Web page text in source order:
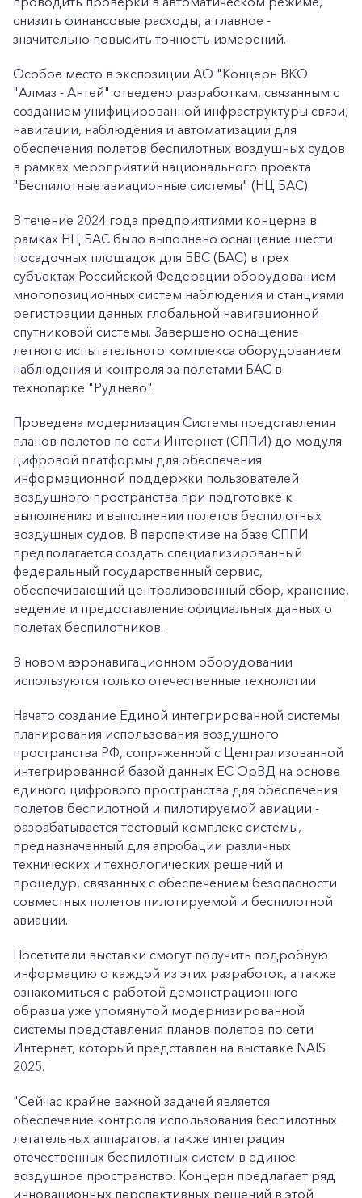
снизить финансовые расходы, а главное -
значительно повысить точность измерений.
Особое место в экспозиции АО "Концерн ВКО
"Алмаз - Антей" отведено разработкам, связанным с
созданием унифицированной инфраструктуры связи,
навигации, наблюдения и автоматизации для
обеспечения полетов беспилотных воздушных судов
в рамках мероприятий национального проекта
"Беспилотные авиационные системы" (НЦ БАС).
В течение 2024 года предприятиями концерна в
рамках НЦ БАС было выполнено оснащение шести
посадочных площадок для БВС (БАС) в трех
субъектах Российской Федерации оборудованием
многопозиционных систем наблюдения и станциями
регистрации данных глобальной навигационной
спутниковой системы. Завершено оснащение
летного испытательного комплекса оборудованием
наблюдения и контроля за полетами БАС в
технопарке "Руднево".
Проведена модернизация Системы представления
планов полетов по сети Интернет (СППИ) до модуля
цифровой платформы для обеспечения
информационной поддержки пользователей
воздушного пространства при подготовке к
выполнению и выполнении полетов беспилотных
воздушных судов. В перспективе на базе СППИ
предполагается создать специализированный
федеральный государственный сервис,
обеспечивающий централизованный сбор, хранение,
ведение и предоставление официальных данных о
полетах беспилотников.
В новом аэронавигационном оборудовании
используются только отечественные технологии
Начато создание Единой интегрированной системы
планирования использования воздушного
пространства РФ, сопряженной с Централизованной
интегрированной базой данных ЕС ОрВД на основе
единого цифрового пространства для обеспечения
полетов беспилотной и пилотируемой авиации -
разрабатывается тестовый комплекс системы,
предназначенный для апробации различных
технических и технологических решений и
процедур, связанных с обеспечением безопасности
совместных полетов пилотируемой и беспилотной
авиации.
Посетители выставки смогут получить подробную
информацию о каждой из этих разработок, а также
ознакомиться с работой демонстрационного
образца уже упомянутой модернизированной
системы представления планов полетов по сети
Интернет, который представлен на выставке NAIS
2025.
"Сейчас крайне важной задачей является
обеспечение контроля использования беспилотных
летательных аппаратов, а также интеграция
отечественных беспилотных систем в единое
воздушное пространство. Концерн предлагает ряд
инновационных перспективных решений в этой